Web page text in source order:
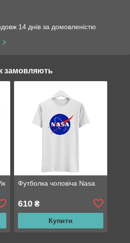
14 днів за домовленістю
замовляють
Футболка чоловіча Nasa
610₴
Купити